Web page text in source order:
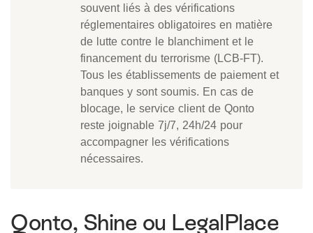
souvent liés à des vérifications
réglementaires obligatoires en matière
de lutte contre le blanchiment et le
financement du terrorisme (LCB-FT).
Tous les établissements de paiement et
banques y sont soumis. En cas de
blocage, le service client de Qonto
reste joignable 7j/7, 24h/24 pour
accompagner les vérifications
nécessaires.
Qonto, Shine ou LegalPlace